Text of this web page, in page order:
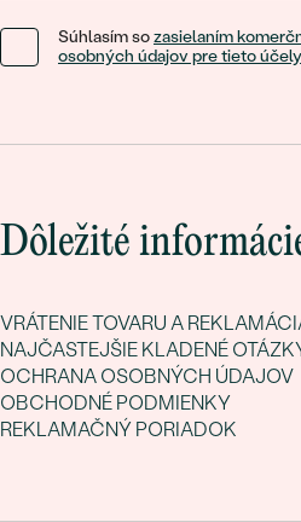
Súhlasím sozasielaním
osobných údajov pre tieto účely
Dôležité
VRÁTENIE TOVARU A
NAJČASTEJŠIE KLADENÉ
OCHRANA OSOBNÝCH ÚDAJOV
OBCHODNÉ PODMIENKY
REKLAMAČNÝ PORIADOK